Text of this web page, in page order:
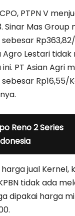
PTPN V
Sinar Mas
Agro Lestari
PT Asian Agri
Rp16,55/
Reno 2 Series
jual Kernel,
tidak ada
dipakai harga